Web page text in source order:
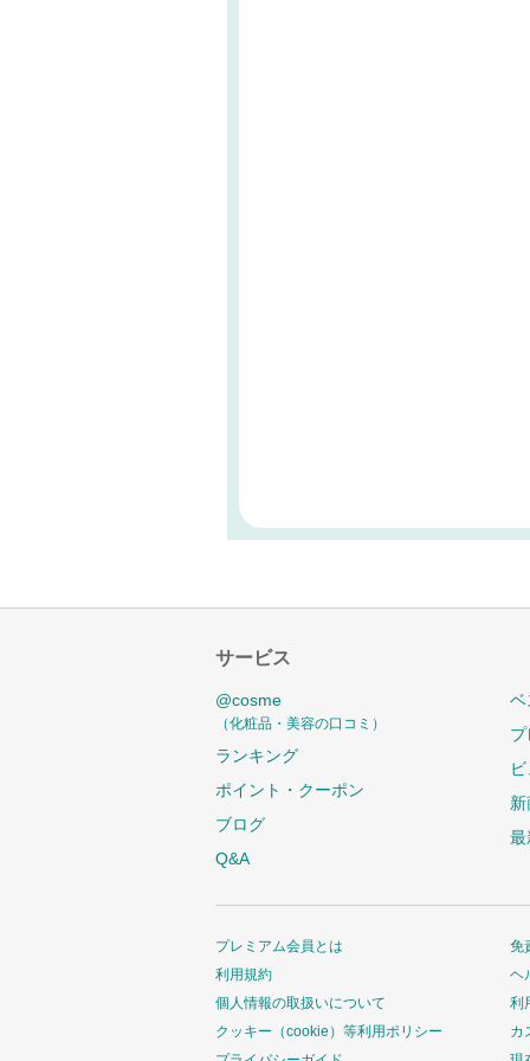
サービス
@cosme
（化粧品・美容の口コミ）
ランキング
ポイント・クーポン
ブログ
Q&A
ベ
最
プレミアム会員とは
利用規約
個人情報の取扱いについて
クッキー（cookie）等利用ポリシー
免
ヘ
利
カ